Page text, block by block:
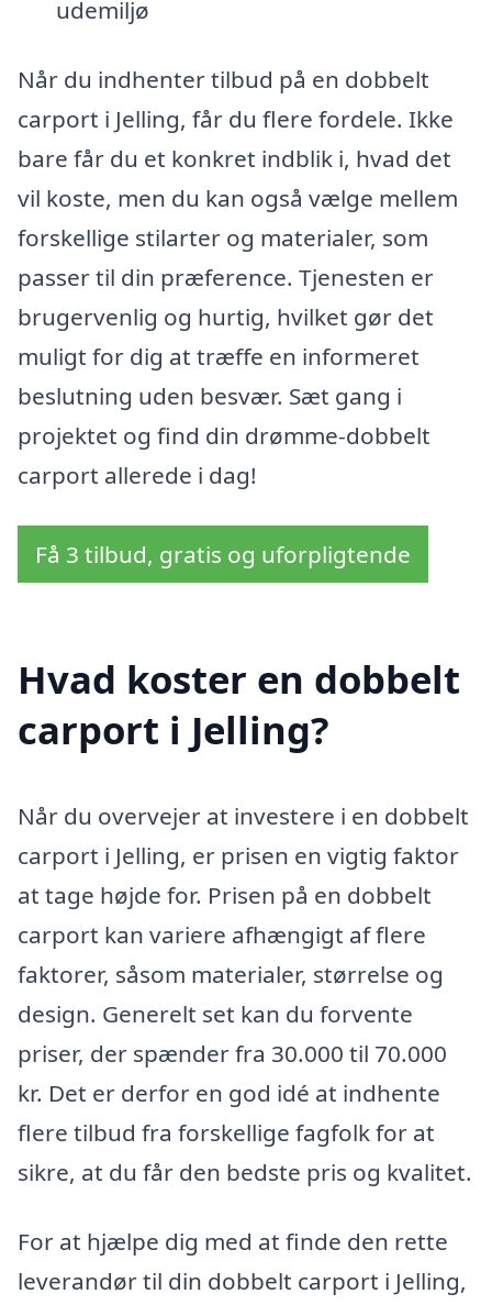
udemiljø
Når du indhenter tilbud på en dobbelt
carport i Jelling, får du flere fordele. Ikke
bare får du et konkret indblik i, hvad det
vil koste, men du kan også vælge mellem
forskellige stilarter og materialer, som
passer til din præference. Tjenesten er
brugervenlig og hurtig, hvilket gør det
muligt for dig at træffe en informeret
beslutning uden besvær. Sæt gang i
projektet og find din drømme-dobbelt
carport allerede i dag!
Få 3 tilbud, gratis og uforpligtende
Hvad koster en dobbelt
carport i Jelling?
Når du overvejer at investere i en dobbelt
carport i Jelling, er prisen en vigtig faktor
at tage højde for. Prisen på en dobbelt
carport kan variere afhængigt af flere
faktorer, såsom materialer, størrelse og
design. Generelt set kan du forvente
priser, der spænder fra 30.000 til 70.000
kr. Det er derfor en god idé at indhente
flere tilbud fra forskellige fagfolk for at
sikre, at du får den bedste pris og kvalitet.
For at hjælpe dig med at finde den rette
leverandør til din dobbelt carport i Jelling,